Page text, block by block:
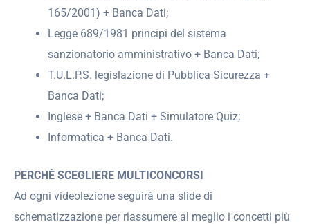
165/2001) + Banca Dati;
Legge 689/1981 principi del sistema
sanzionatorio amministrativo + Banca Dati;
T.U.L.P.S. legislazione di Pubblica Sicurezza +
Banca Dati;
Inglese + Banca Dati + Simulatore Quiz;
Informatica + Banca Dati.
PERCHÈ SCEGLIERE MULTICONCORSI
Ad ogni videolezione seguirà una slide di
schematizzazione per riassumere al meglio i concetti più